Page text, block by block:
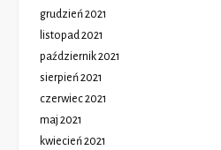
grudzień 2021
listopad 2021
październik 2021
sierpień 2021
czerwiec 2021
maj 2021
kwiecień 2021